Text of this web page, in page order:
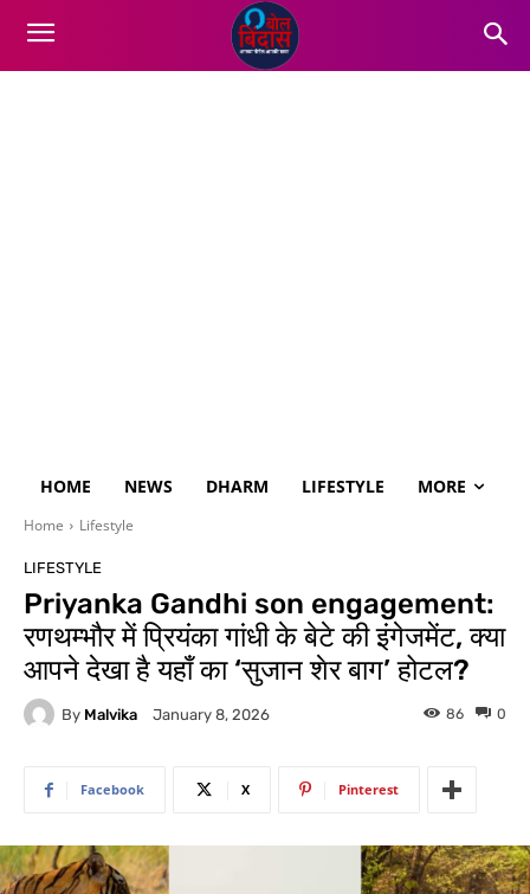
HOME NEWS DHARM LIFESTYLE MORE
Home Lifestyle
LIFESTYLE
Priyanka Gandhi son engagement:
रणथम्भौर में प्रियंका गांधी के बेटे की इंगेजमेंट, क्या
आपने देखा है यहाँ का ‘सुजान शेर बाग’ होटल?
By Malvika January 8, 2026 0
86
Facebook X Pinterest